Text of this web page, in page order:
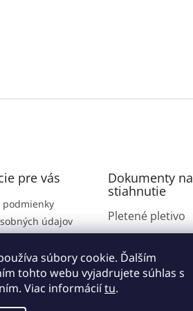
súbory cookie. Ďalším
tohto webu vyjadrujete súhlas s
Viac informáciítu.
pre vás
podmienky
údajov
podmienky
od zmluny
Dokumenty na
stiahnutie
Pletené pletivo
Zvárané pletivo